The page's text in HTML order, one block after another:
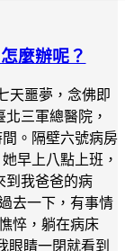
麼辦呢？
天噩夢，念佛即
三軍總醫院，
。隔壁六號病房
早上八點上班，
到我爸爸的病
去一下，有事情
悴，躺在病床
眼睛一閉就看到